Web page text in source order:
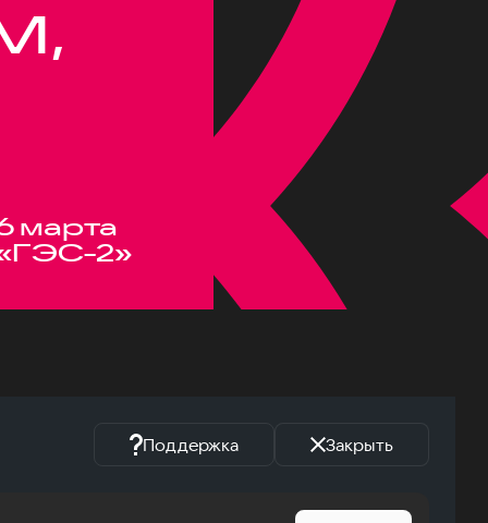
марта
2»
Поддержка Закрыть